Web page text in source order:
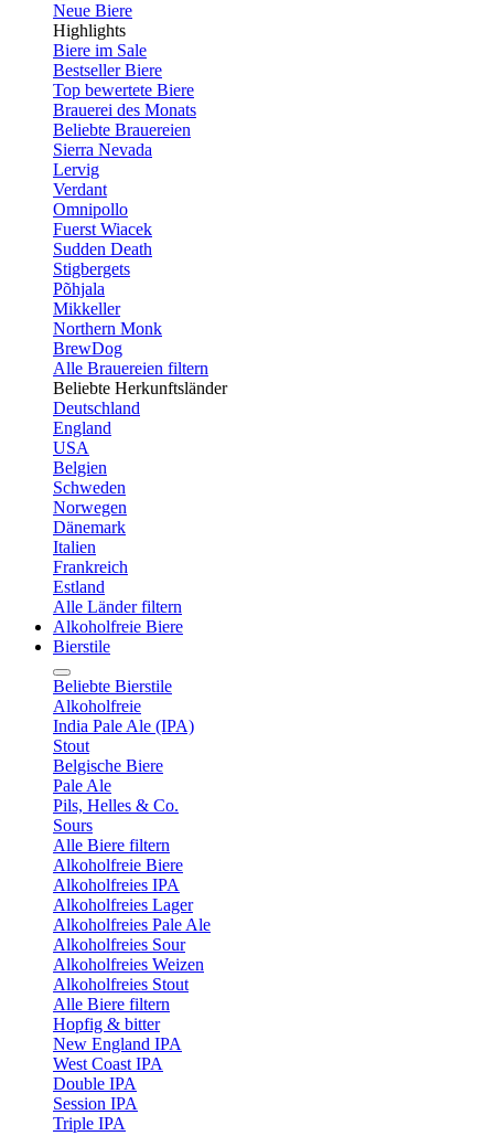
Neue Biere
Highlights
Biere im Sale
Bestseller Biere
Top bewertete Biere
Brauerei des Monats
Beliebte Brauereien
Sierra Nevada
Lervig
Verdant
Omnipollo
Fuerst Wiacek
Sudden Death
Stigbergets
Põhjala
Mikkeller
Northern Monk
BrewDog
Alle Brauereien filtern
Beliebte Herkunftsländer
Deutschland
England
USA
Belgien
Schweden
Norwegen
Dänemark
Italien
Frankreich
Estland
Alle Länder filtern
Alkoholfreie Biere
Bierstile
Beliebte Bierstile
Alkoholfreie
India Pale Ale (IPA)
Stout
Belgische Biere
Pale Ale
Pils, Helles & Co.
Sours
Alle Biere filtern
Alkoholfreie Biere
Alkoholfreies IPA
Alkoholfreies Lager
Alkoholfreies Pale Ale
Alkoholfreies Sour
Alkoholfreies Weizen
Alkoholfreies Stout
Alle Biere filtern
Hopfig & bitter
New England IPA
West Coast IPA
Double IPA
Session IPA
Triple IPA